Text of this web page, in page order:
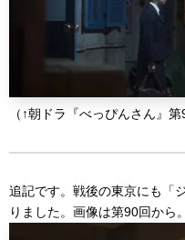
（↑朝ドラ『べっぴんさん』第
追記です。戦後の東京にも「
りました。画像は第90回から。